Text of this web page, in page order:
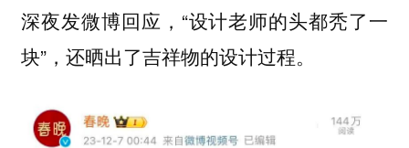
深夜发微博回应，“设计老师的头都秃了一
块”，还晒出了吉祥物的设计过程。